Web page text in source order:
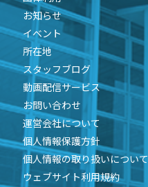
お知らせ
イベント
所在地
スタッフブログ
動画配信サービス
お問い合わせ
運営会社について
個人情報保護方針
個人情報の取り扱いについて
ウェブサイト利用規約